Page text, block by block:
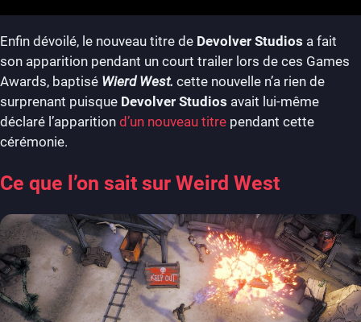
Enfin dévoilé, le nouveau titre de Devolver Studios a fait
son apparition pendant un court trailer lors de ces Games
Awards, baptisé Wierd West. cette nouvelle n’a rien de
surprenant puisque Devolver Studios avait lui-même
déclaré l’apparition d’un nouveau titre pendant cette
cérémonie.
Ce que l’on sait sur Weird West